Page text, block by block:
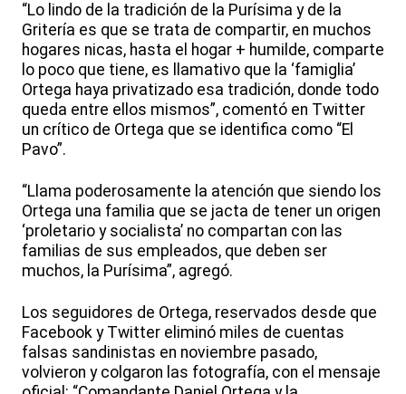
“Lo lindo de la tradición de la Purísima y de la
Gritería es que se trata de compartir, en muchos
hogares nicas, hasta el hogar + humilde, comparte
lo poco que tiene, es llamativo que la ‘famiglia’
Ortega haya privatizado esa tradición, donde todo
queda entre ellos mismos”, comentó en Twitter
un crítico de Ortega que se identifica como “El
Pavo”.
“Llama poderosamente la atención que siendo los
Ortega una familia que se jacta de tener un origen
‘proletario y socialista’ no compartan con las
familias de sus empleados, que deben ser
muchos, la Purísima”, agregó.
Los seguidores de Ortega, reservados desde que
Facebook y Twitter eliminó miles de cuentas
falsas sandinistas en noviembre pasado,
volvieron y colgaron las fotografía, con el mensaje